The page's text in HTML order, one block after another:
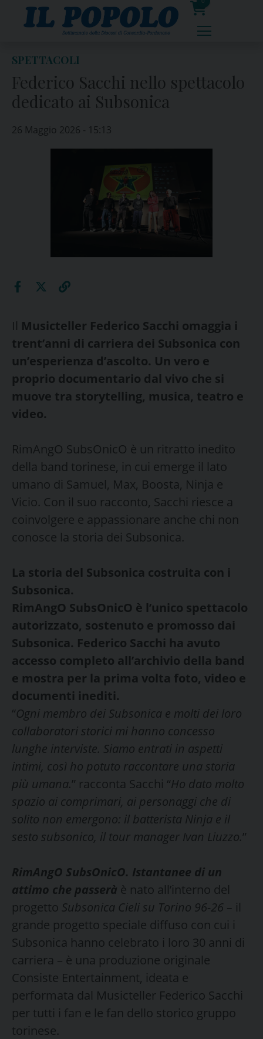
0
prodotti
SPETTACOLI
Federico Sacchi nello spettacolo
dedicato ai Subsonica
26 Maggio 2026 - 15:13
Il Musicteller Federico Sacchi omaggia i
trent’anni di carriera dei Subsonica con
un’esperienza d’ascolto. Un vero e
proprio documentario dal vivo che si
muove tra storytelling, musica, teatro e
video.
RimAngO SubsOnicO è un ritratto inedito
della band torinese, in cui emerge il lato
umano di Samuel, Max, Boosta, Ninja e
Vicio. Con il suo racconto, Sacchi riesce a
coinvolgere e appassionare anche chi non
conosce la storia dei Subsonica.
La storia del Subsonica costruita con i
Subsonica.
RimAngO SubsOnicO è l’unico spettacolo
autorizzato, sostenuto e promosso dai
Subsonica. Federico Sacchi ha avuto
accesso completo all’archivio della band
e mostra per la prima volta foto, video e
documenti inediti.
“Ogni membro dei Subsonica e molti dei loro
collaboratori storici mi hanno concesso
lunghe interviste. Siamo entrati in aspetti
intimi, così ho potuto raccontare una storia
più umana.” racconta Sacchi “Ho dato molto
spazio ai comprimari, ai personaggi che di
solito non emergono: il batterista Ninja e il
sesto subsonico, il tour manager Ivan Liuzzo.”
RimAngO SubsOnicO. Istantanee di un
attimo che passerà è nato all’interno del
progetto Subsonica Cieli su Torino 96-26 – il
grande progetto speciale diffuso con cui i
Subsonica hanno celebrato i loro 30 anni di
carriera – è una produzione originale
Consiste Entertainment, ideata e
performata dal Musicteller Federico Sacchi
per tutti i fan e le fan dello storico gruppo
torinese.